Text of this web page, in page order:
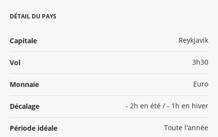
DÉTAIL DU PAYS
Capitale Reykjavik
Vol 3h30
Monnaie Euro
Décalage - 2h en été / - 1h en hiver
Période idéale Toute l'année